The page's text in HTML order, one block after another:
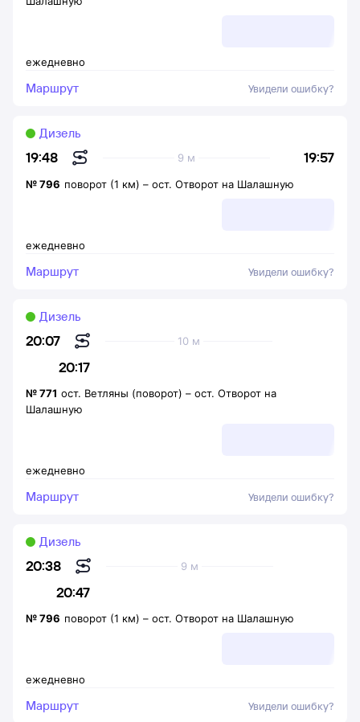
ежедневно
Маршрут Увидели ошибку?
19:48 19:57
9 м
Дизель
ежедневно
№796 поворот (1 км) – ост. Отворот на Шалашную
Маршрут Увидели ошибку?
20:07
20:17
10 м
Дизель
ежедневно
№771 ост. Ветляны (поворот) – ост. Отворот на
Шалашную
Маршрут Увидели ошибку?
20:38
20:47
9 м
Дизель
ежедневно
№796 поворот (1 км) – ост. Отворот на Шалашную
Маршрут Увидели ошибку?